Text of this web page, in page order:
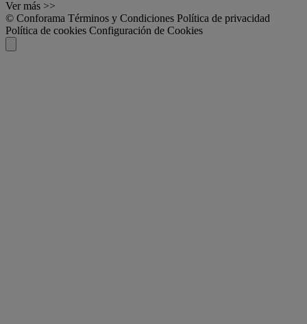
Ver más >>
© Conforama Términos y Condiciones Política de privacidad
Política de cookies Configuración de Cookies